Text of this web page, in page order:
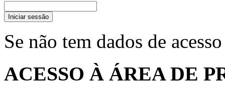
Iniciar sessão
Se não tem dados de
ACESSO À ÁREA DE